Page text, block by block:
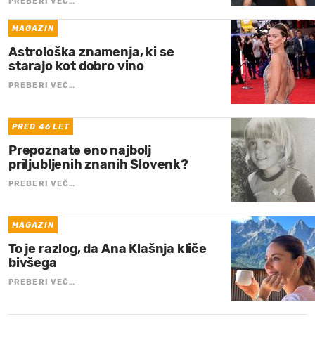
MAGAZIN
Astrološka znamenja, ki se
starajo kot dobro vino
PREBERI VEČ…
PRED 46 LET
Prepoznate eno najbolj
priljubljenih znanih Slovenk?
PREBERI VEČ…
MAGAZIN
To je razlog, da Ana Klašnja kliče
bivšega
PREBERI VEČ…